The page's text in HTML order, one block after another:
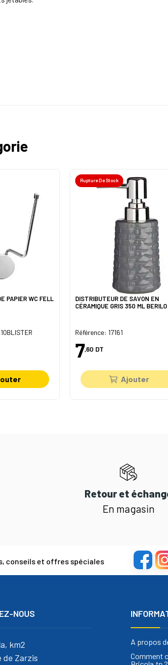
PAPIER WC FELL
Rupture De Stock
DISTRIBUTEUR DE SAVON EN
CÉRAMIQUE GRIS 350 ML BERILO
Référence: 17161
7,60 DT
Ajouter
Retour et
En magasin
conseils et offres spéciales
NOUS
km2
de Zarzis
A propos
Comment